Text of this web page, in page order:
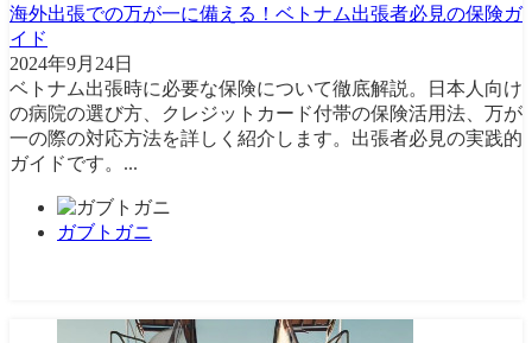
海外出張での万が一に備える！ベトナム出張者必見の保険ガ
イド
2024年9月24日
ベトナム出張時に必要な保険について徹底解説。日本人向け
の病院の選び方、クレジットカード付帯の保険活用法、万が
一の際の対応方法を詳しく紹介します。出張者必見の実践的
ガイドです。...
ガブトガニ